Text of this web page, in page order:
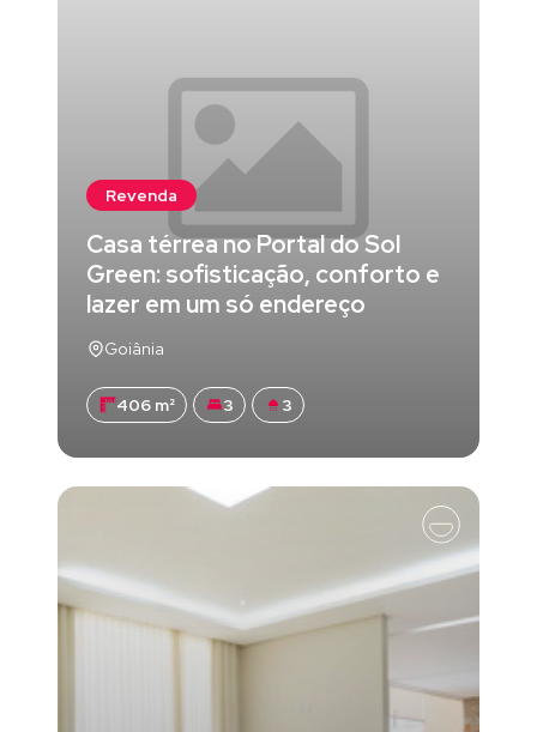
Revenda
Casa térrea no Portal do Sol
Green: sofisticação, conforto e
lazer em um só endereço
Goiânia
406 m² 3 3